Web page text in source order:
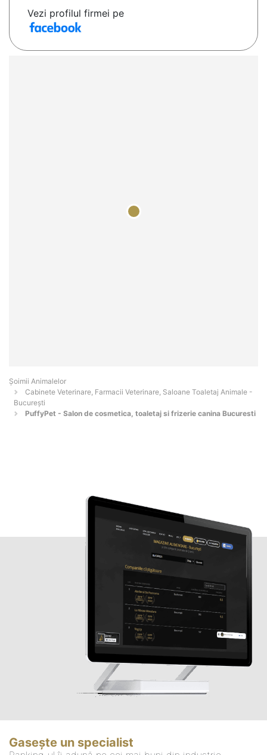
Vezi profilul firmei pe
Şoimii Animalelor
Cabinete Veterinare, Farmacii Veterinare, Saloane Toaletaj Animale -
Bucureşti
PuffyPet - Salon de cosmetica, toaletaj si frizerie canina Bucuresti
Gasește un specialist